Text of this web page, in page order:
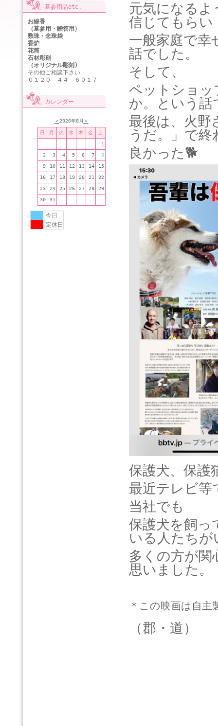
墓参用品etc.
お線香
（墓参用・贈答用）
数珠・念珠袋
香炉
花筒
石材彫刻
（オリジナル彫刻)
その他ご相談下さい
０１２０－４４－６０１７
カレンダー
＜2026年8月 ＞
日 月 火 水 木 金 土
1
2 3 4 5 6 7 8
9 10 11 12 13 14 15
16 17 18 19 20 21 22
23 24 25 26 27 28 29
30 31
今日
定休日
元気になる
信じてもらい
一般家庭で幸
話でした。
そして、
ペットショ
か。という話
最後は、火野
うだ。」で
良かった🐕
保護犬、保護
最近テレビ等
当社でも
保護犬を飼っ
いる人たちが
多くの方が
思いました。
＊この映画は自
（郡・道）